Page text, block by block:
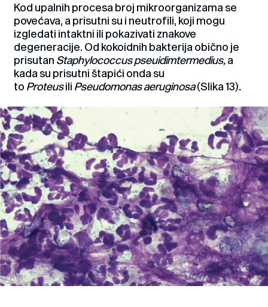
Kod upalnih procesa broj mikroorganizama se
povećava, a prisutni su i neutrofili, koji mogu
izgledati intaktni ili pokazivati znakove
degeneracije. Od kokoidnih bakterija obično je
prisutan Staphylococcus pseuidimtermedius,a
kada su prisutni štapići onda su
to Proteusili Pseudomonas aeruginosa(Slika 13).